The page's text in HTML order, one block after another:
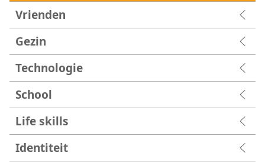
Vrienden
Gezin
Technologie
School
Life skills
Identiteit